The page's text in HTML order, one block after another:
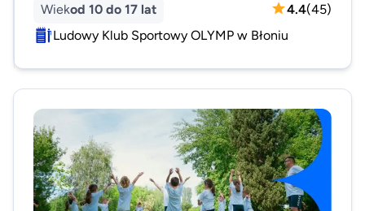
Wiekod 10 do 17 lat 4.4(45)
Ludowy Klub Sportowy OLYMP w Błoniu